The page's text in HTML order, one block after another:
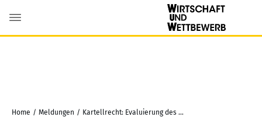
Home / Meldungen / Kartellrecht: Evaluierung des EU-Durchsetzungsrahmens